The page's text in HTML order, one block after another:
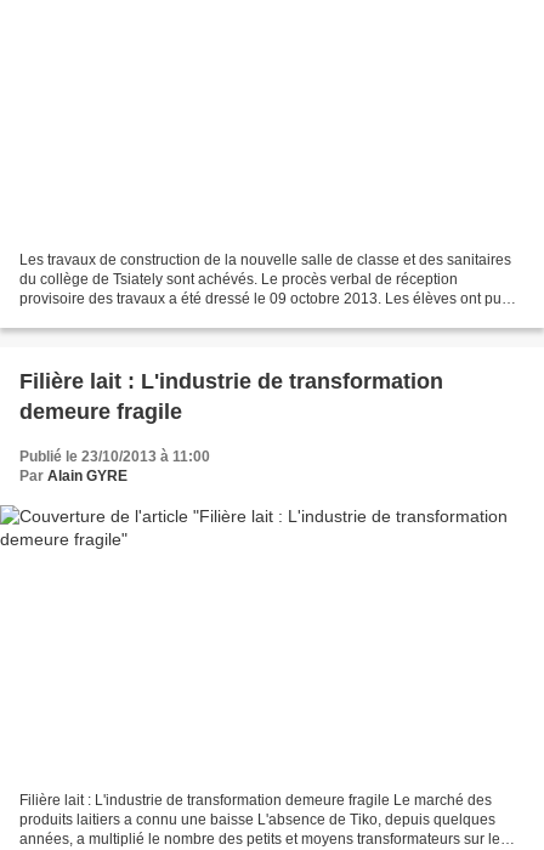
Les travaux de construction de la nouvelle salle de classe et des sanitaires
du collège de Tsiately sont achévés. Le procès verbal de réception
provisoire des travaux a été dressé le 09 octobre 2013. Les élèves ont pu
Filière lait : L'industrie de transformation
demeure fragile
Publié le 23/10/2013 à 11:00
Par Alain GYRE
Filière lait : L'industrie de transformation demeure fragile Le marché des
produits laitiers a connu une baisse L'absence de Tiko, depuis quelques
années, a multiplié le nombre des petits et moyens transformateurs sur le